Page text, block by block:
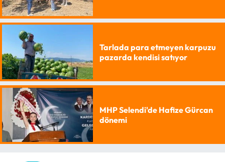
Tarlada para etmeyen karpuzu
pazarda kendisi satıyor
MHP Selendi'de Hafize Gürcan
dönemi